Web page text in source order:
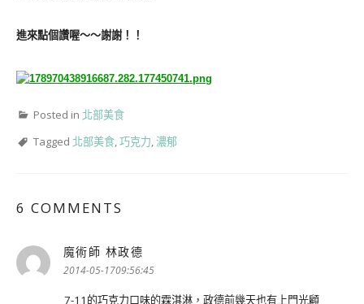
進來點個讚喔～～謝謝！！
Posted in 北部美食
Tagged 北部美食,巧克力,濃郁
6 COMMENTS
魔術師 林政德
示:
2014-05-1709:56:45
7-11的巧克力口味的霖淇淋，政德前幾天也有上門光顧